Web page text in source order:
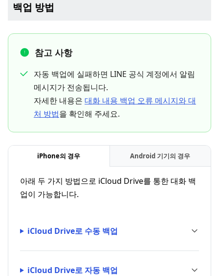
백업 방법
참고 사항
자동 백업에 실패하면 LINE 공식 계정에서 알림
메시지가 전송됩니다.
자세한 내용은 대화 내용 백업 오류 메시지와 대
처 방법을 확인해 주세요.
iPhone의 경우 Android 기기의 경우
아래 두 가지 방법으로 iCloud Drive를 통한 대화 백
업이 가능합니다.
iCloud Drive로 수동 백업
iCloud Drive로 자동 백업